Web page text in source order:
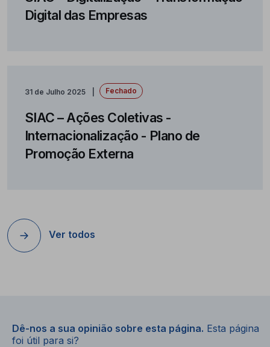
Digital das Empresas
31 de Julho 2025 Fechado
SIAC – Ações Coletivas -
Internacionalização - Plano de
Promoção Externa
Ver todos
Dê-nos a sua opinião sobre esta página. Esta página
foi útil para si?